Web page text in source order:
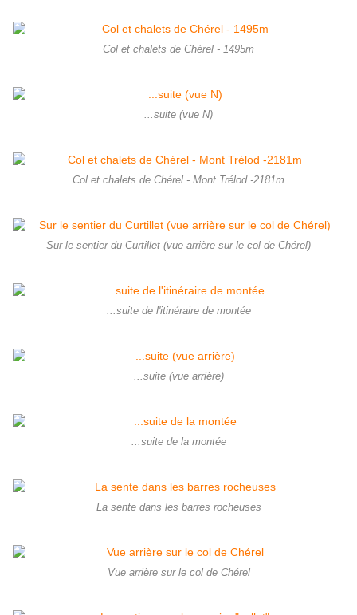
Col et chalets de Chérel - 1495m
...suite (vue N)
Col et chalets de Chérel - Mont Trélod -2181m
Sur le sentier du Curtillet (vue arrière sur le col de Chérel)
...suite de l'itinéraire de montée
...suite (vue arrière)
...suite de la montée
La sente dans les barres rocheuses
Vue arrière sur le col de Chérel